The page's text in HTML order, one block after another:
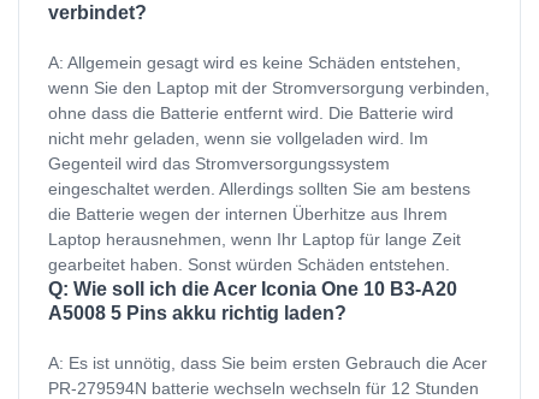
verbindet?
A: Allgemein gesagt wird es keine Schäden entstehen,
wenn Sie den Laptop mit der Stromversorgung verbinden,
ohne dass die Batterie entfernt wird. Die Batterie wird
nicht mehr geladen, wenn sie vollgeladen wird. Im
Gegenteil wird das Stromversorgungssystem
eingeschaltet werden. Allerdings sollten Sie am bestens
die Batterie wegen der internen Überhitze aus Ihrem
Laptop herausnehmen, wenn Ihr Laptop für lange Zeit
gearbeitet haben. Sonst würden Schäden entstehen.
Q: Wie soll ich die Acer Iconia One 10 B3-A20
A5008 5 Pins akku richtig laden?
A: Es ist unnötig, dass Sie beim ersten Gebrauch die Acer
PR-279594N batterie wechseln wechseln für 12 Stunden